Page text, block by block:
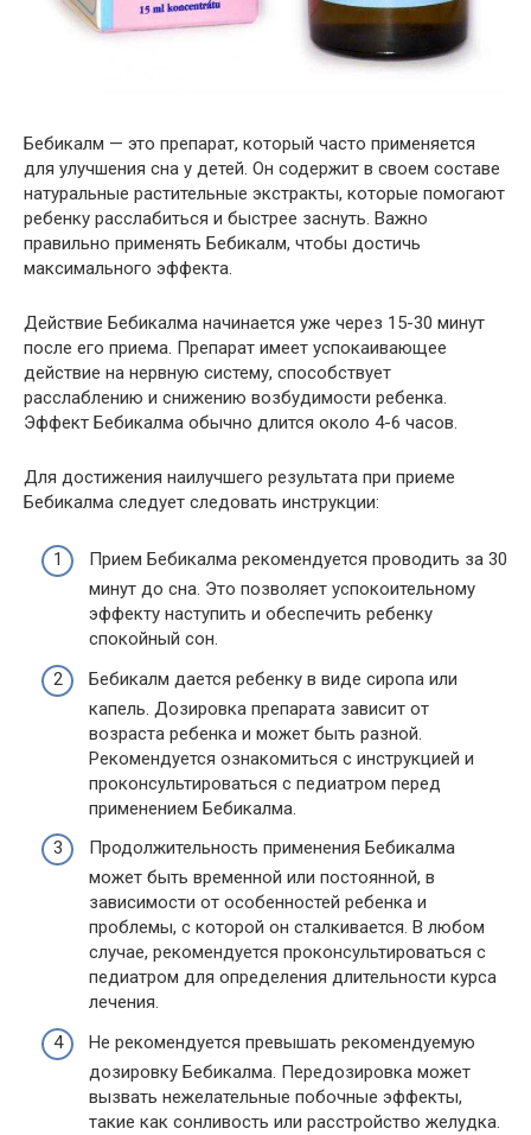
Бебикалм — это препарат, который часто применяется
для улучшения сна у детей. Он содержит в своем составе
натуральные растительные экстракты, которые помогают
ребенку расслабиться и быстрее заснуть. Важно
правильно применять Бебикалм, чтобы достичь
максимального эффекта.
Действие Бебикалма начинается уже через 15-30 минут
после его приема. Препарат имеет успокаивающее
действие на нервную систему, способствует
расслаблению и снижению возбудимости ребенка.
Эффект Бебикалма обычно длится около 4-6 часов.
Для достижения наилучшего результата при приеме
Бебикалма следует следовать инструкции:
Прием Бебикалма рекомендуется проводить за 30
минут до сна. Это позволяет успокоительному
эффекту наступить и обеспечить ребенку
спокойный сон.
Бебикалм дается ребенку в виде сиропа или
капель. Дозировка препарата зависит от
возраста ребенка и может быть разной.
Рекомендуется ознакомиться с инструкцией и
проконсультироваться с педиатром перед
применением Бебикалма.
Продолжительность применения Бебикалма
может быть временной или постоянной, в
зависимости от особенностей ребенка и
проблемы, с которой он сталкивается. В любом
случае, рекомендуется проконсультироваться с
педиатром для определения длительности курса
лечения.
Не рекомендуется превышать рекомендуемую
дозировку Бебикалма. Передозировка может
вызвать нежелательные побочные эффекты,
такие как сонливость или расстройство желудка.